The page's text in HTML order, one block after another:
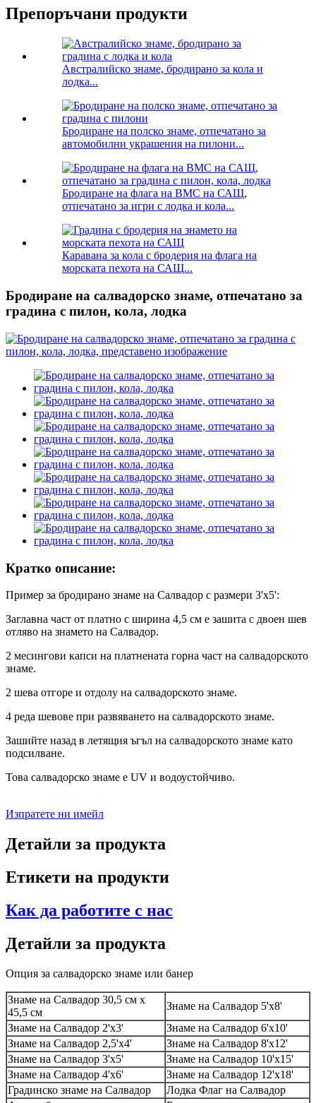
Препоръчани продукти
Австралийско знаме, бродирано за кола и
лодка...
Бродиране на полско знаме, отпечатано за
автомобилни украшения на пилони...
Бродиране на флага на ВМС на САЩ,
отпечатано за игри с лодка и кола...
Каравана за кола с бродерия на флага на
морската пехота на САЩ...
Бродиране на салвадорско знаме, отпечатано за
градина с пилон, кола, лодка
Кратко описание:
Пример за бродирано знаме на Салвадор с размери 3'x5':
Заглавна част от платно с ширина 4,5 см е зашита с двоен шев
отляво на знамето на Салвадор.
2 месингови капси на платнената горна част на салвадорското
знаме.
2 шева отгоре и отдолу на салвадорското знаме.
4 реда шевове при развяването на салвадорското знаме.
Зашийте назад в летящия ъгъл на салвадорското знаме като
подсилване.
Това салвадорско знаме е UV и водоустойчиво.
Изпратете ни имейл
Детайли за продукта
Етикети на продукти
Как да работите с нас
Детайли за продукта
Опция за салвадорско знаме или банер
Знаме на Салвадор 30,5 см x
45,5 см
Знаме на Салвадор 5'x8'
Знаме на Салвадор 2'x3'
Знаме на Салвадор 6'x10'
Знаме на Салвадор 2,5'x4'
Знаме на Салвадор 8'x12'
Знаме на Салвадор 3'x5'
Знаме на Салвадор 10'x15'
Знаме на Салвадор 4'x6'
Знаме на Салвадор 12'x18'
Градинско знаме на Салвадор
Лодка Флаг на Салвадор